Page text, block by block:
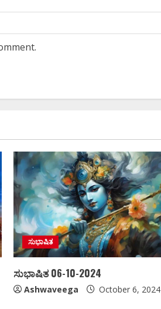
ಸುಭಾಷಿತ
ಸುಭಾಷಿತ 06-10-2024
Ashwaveega October 6, 2024
ಪ್ರಮಾಣ ವಚನಕ್ಕೂ ಮುನ್ನ